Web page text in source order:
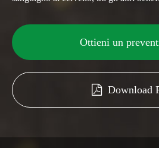
Ottieni un
Download